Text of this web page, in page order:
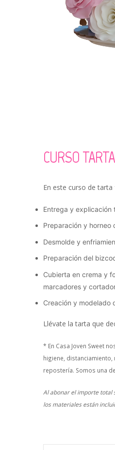
CURSO
En este curso de
Entrega y explicación
Preparación y horneo
Desmolde y
Preparación del
Cubierta en crema y
marcadores y
Creación y modelado
Llévate la tarta que
* En Casa Joven Sweet
higiene,
repostería. Somos una
Al abonar el importe total
los materiales están